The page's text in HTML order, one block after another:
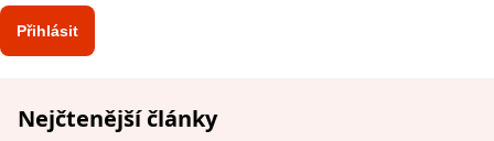
Nejčtenější články